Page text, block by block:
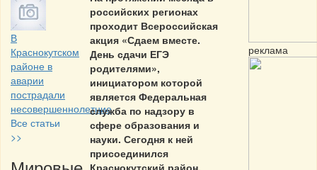
В
Краснокутском
районе в
аварии
пострадали
несовершеннолетние
Все статьи
>>
российских регионах
проходит Всероссийская
акция «Сдаем вместе.
День сдачи ЕГЭ
родителями»,
инициатором которой
является Федеральная
служба по надзору в
сфере образования и
науки. Сегодня к ней
присоединился
реклама